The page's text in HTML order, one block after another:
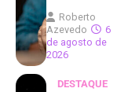
Roberto
Azevedo
6
de agosto de
2026
DESTAQUE